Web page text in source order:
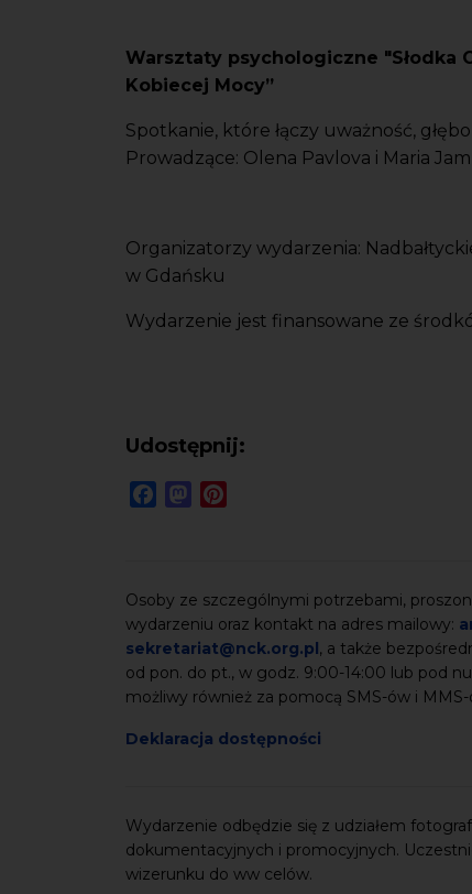
Warsztaty psychologiczne "Słodka
Kobiecej Mocy”
Spotkanie, które łączy uważność,
Prowadzące: Olena Pavlova i Maria
Organizatorzy wydarzenia:
w Gdańsku
Wydarzenie jest finansowane ze
Udostępnij:
FacebookMastodon
Osoby ze szczególnymi potrzebami,
wydarzeniu oraz kontakt na adres mailowy:
sekretariat@nck.org.pl, a także
od pon. do pt., w godz. 9:00-14:00 lub pod
możliwy również za pomocą SMS-ów i MMS-
Deklaracja dostępności
Wydarzenie odbędzie się z udziałem
dokumentacyjnych i promocyjnych.
wizerunku do ww celów.